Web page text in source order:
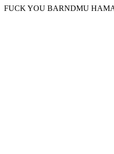
FUCK YOU BARNDMU